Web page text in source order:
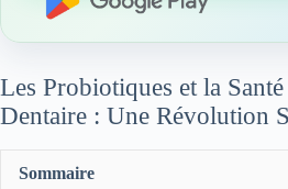
Les Probiotiques et la
Dentaire : Une Révolution
Sommaire